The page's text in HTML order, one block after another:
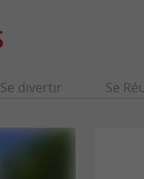
Se divertir Se